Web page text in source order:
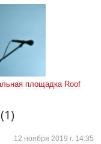
площадка Roof
12 ноября 2019 г. 14:35